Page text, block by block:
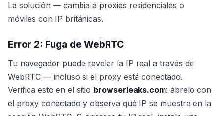
La solución — cambia a proxies residenciales o
móviles con IP británicas.
Error 2: Fuga de WebRTC
Tu navegador puede revelar la IP real a través de
WebRTC — incluso si el proxy está conectado.
Verifica esto en el sitio browserleaks.com: ábrelo con
el proxy conectado y observa qué IP se muestra en la